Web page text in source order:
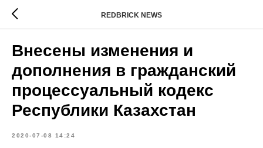
REDBRICK NEWS
Внесены изменения и
дополнения в гражданcкий
процессуальный кодекс
Республики Казахстан
2020-07-08 14:24